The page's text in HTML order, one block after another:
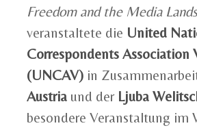
Freedom and the Media
veranstaltete die United
Correspondents Association
(UNCAV) in
Austria und der Ljuba
besondere Veranstaltung im